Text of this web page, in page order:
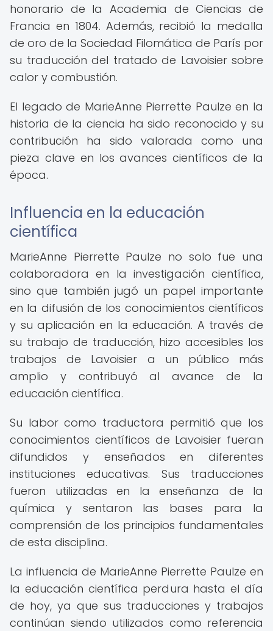
honorario de la Academia de Ciencias de
Francia en 1804. Además, recibió la medalla
de oro de la Sociedad Filomática de París por
su traducción del tratado de Lavoisier sobre
calor y combustión.
El legado de MarieAnne Pierrette Paulze en la
historia de la ciencia ha sido reconocido y su
contribución ha sido valorada como una
pieza clave en los avances científicos de la
época.
Influencia en la educación
científica
MarieAnne Pierrette Paulze no solo fue una
colaboradora en la investigación científica,
sino que también jugó un papel importante
en la difusión de los conocimientos científicos
y su aplicación en la educación. A través de
su trabajo de traducción, hizo accesibles los
trabajos de Lavoisier a un público más
amplio y contribuyó al avance de la
educación científica.
Su labor como traductora permitió que los
conocimientos científicos de Lavoisier fueran
difundidos y enseñados en diferentes
instituciones educativas. Sus traducciones
fueron utilizadas en la enseñanza de la
química y sentaron las bases para la
comprensión de los principios fundamentales
de esta disciplina.
La influencia de MarieAnne Pierrette Paulze en
la educación científica perdura hasta el día
de hoy, ya que sus traducciones y trabajos
continúan siendo utilizados como referencia